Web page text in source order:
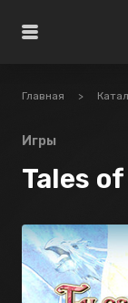
Главная >
Игры
Tales